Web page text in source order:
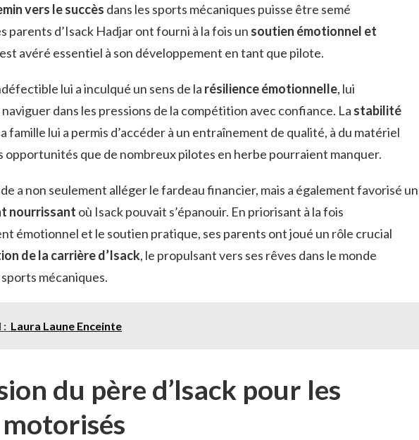
vers le succès dans les sports mécaniques puisse être semé
parents d’Isack Hadjar ont fourni à la fois un soutien émotionnel et
avéré essentiel à son développement en tant que pilote.
lui a inculqué un sens de la résilience émotionnelle, lui
dans les pressions de la compétition avec confiance. La stabilité
famille lui a permis d’accéder à un entraînement de qualité, à du matériel
opportunités que de nombreux pilotes en herbe pourraient manquer.
a non seulement alléger le fardeau financier, mais a également favorisé un
nourrissant où Isack pouvait s’épanouir. En priorisant à la fois
émotionnel et le soutien pratique, ses parents ont joué un rôle crucial
de la carrière d’Isack, le propulsant vers ses rêves dans le monde
mécaniques.
: Laura Laune Enceinte
du père d’Isack pour les